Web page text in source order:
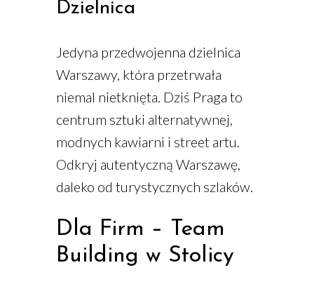
Dzielnica
Jedyna przedwojenna dzielnica
Warszawy, która przetrwała
niemal nietknięta. Dziś Praga to
centrum sztuki alternatywnej,
modnych kawiarni i street artu.
Odkryj autentyczną Warszawę,
daleko od turystycznych szlaków.
Dla Firm – Team
Building w Stolicy